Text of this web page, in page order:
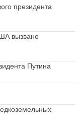
президента
вызвано
Путина